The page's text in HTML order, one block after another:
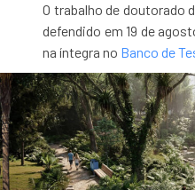
O trabalho de doutorado
defendido em 19 de
na íntegra no Banco de